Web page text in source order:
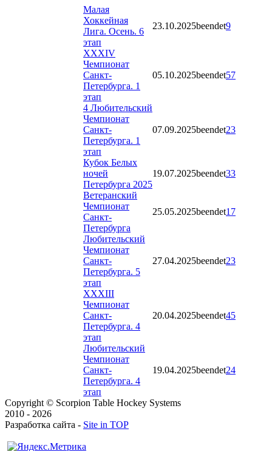
Малая
Хоккейная
Лига. Осень. 6
этап
23.10.2025beendet9
XXXIV
Чемпионат
Санкт-
Петербурга. 1
этап
05.10.2025beendet57
4 Любительский
Чемпионат
Санкт-
Петербурга. 1
этап
07.09.2025beendet23
Кубок Белых
ночей
Петербурга 2025
19.07.2025beendet33
Ветеранский
Чемпионат
Санкт-
Петербурга
25.05.2025beendet17
Любительский
Чемпионат
Санкт-
Петербурга. 5
этап
27.04.2025beendet23
XXXIII
Чемпионат
Санкт-
Петербурга. 4
этап
20.04.2025beendet45
Любительский
Чемпионат
Санкт-
Петербурга. 4
этап
19.04.2025beendet24
Copyright © Scorpion Table Hockey Systems
2010 - 2026
Разработка сайта - Site in TOP